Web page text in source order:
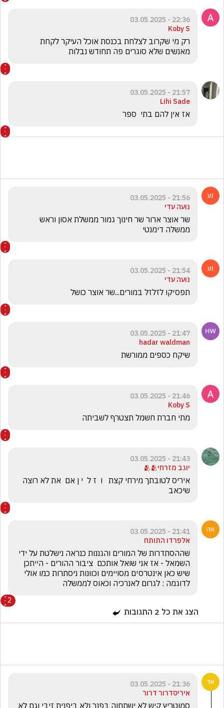
22:36 - 03.05.2025
Koby S
מאנשים שלא סוגרים פה תחודש נבלות
21:57 - 03.05.2025
Lihi Sade
אז אין להם בתי  ספר
21:56 - 03.05.2025
נועה עדי
ממשלה דימנטי
21:54 - 03.05.2025
נועה עדי
תפסיקו לזלזל במורים...שר אוצר כושל
21:47 - 03.05.2025
hadar waldman
שיקח כספים ממורשת
21:46 - 03.05.2025
Koby S
מתי חברת חשמל תצטרף לשביתה
21:43 - 03.05.2025
יוגב מזרחי🫂🫂
שיכאב
21:41 - 03.05.2025
אלפרדו התותח
לדוגמה : לגרום לאנרכיה וכאוס לממשלה
2
הצג את כל 2 התגובות
21:36 - 03.05.2025
איריסדרור דרור